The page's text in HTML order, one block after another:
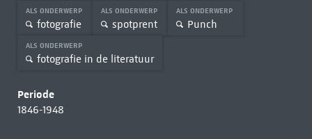
ALS ONDERWERP
fotografie
ALS ONDERWERP
spotprent
ALS ONDERWERP
Punch
ALS ONDERWERP
fotografie in de literatuur
Periode
1846-1948